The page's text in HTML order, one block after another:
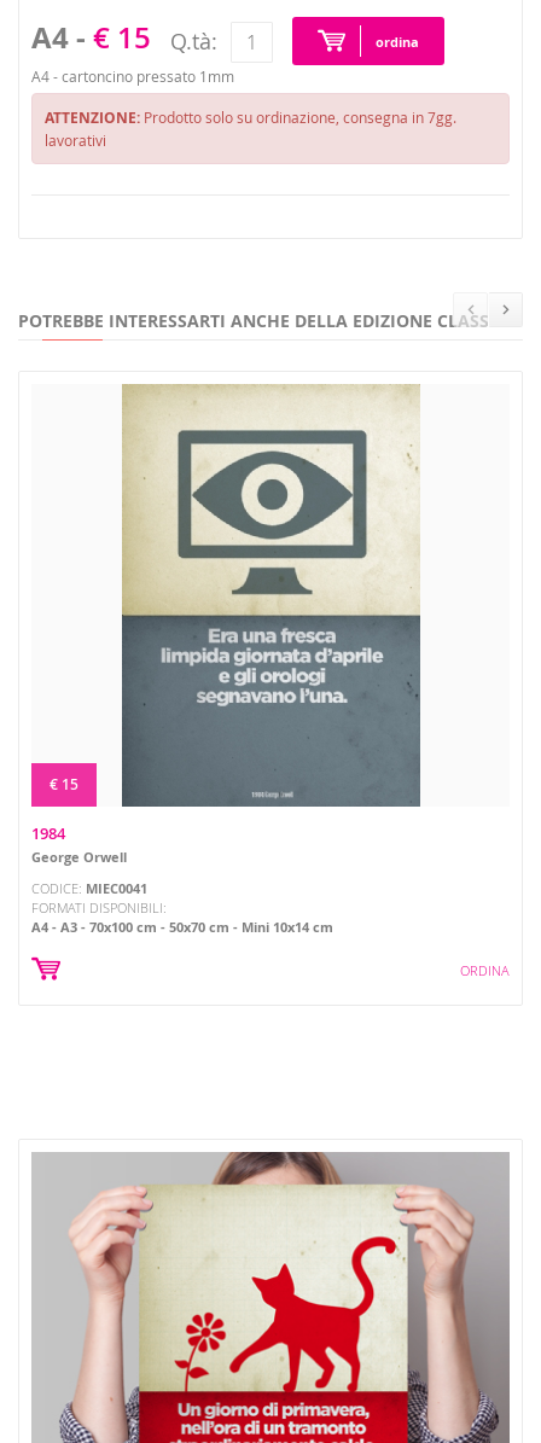
A4 - € 15 Q.tà: ordina
A4 - cartoncino pressato 1mm
ATTENZIONE: Prodotto solo su ordinazione, consegna in 7gg.
lavorativi
POTREBBE INTERESSARTI ANCHE DELLA EDIZIONE CLASSICI
€ 15
1984
George Orwell
CODICE: MIEC0041
FORMATI DISPONIBILI:
A4
A3 70x100 cm 50x70 cm Mini 10x14 cm
ORDINA